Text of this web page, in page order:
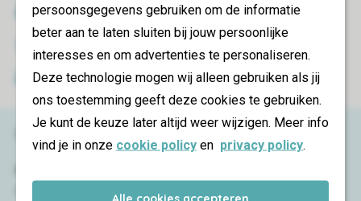
persoonsgegevens gebruiken om de informatie
beter aan te laten sluiten bij jouw persoonlijke
interesses en om advertenties te personaliseren.
Deze technologie mogen wij alleen gebruiken als jij
ons toestemming geeft deze cookies te gebruiken.
Je kunt de keuze later altijd weer wijzigen. Meer info
vind je in onze cookie policy en privacy policy.
SSL certificaat
Veilige betaling